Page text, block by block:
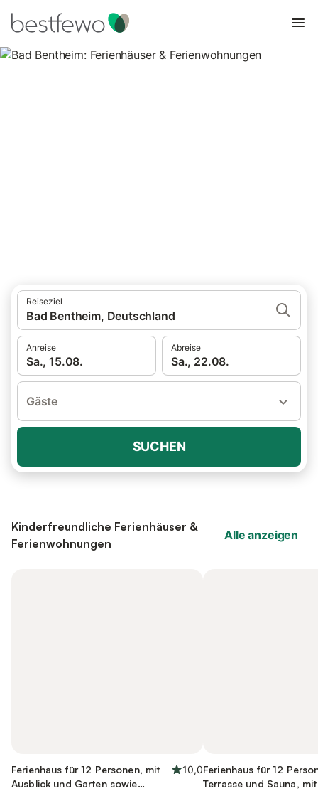
Reiseziel
Bad Bentheim, Deutschland
Anreise
Sa., 15.08.
Abreise
Sa., 22.08.
Gäste
SUCHEN
Kinderfreundliche Ferienhäuser &
Ferienwohnungen
Alle anzeigen
Ferienhaus für 12 Personen, mit
Ausblick und Garten sowie
10,0Ferienhaus für 12
Terrasse und Sauna,